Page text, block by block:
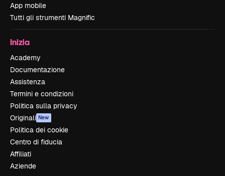
App mobile
Tutti gli strumenti Magnific
Inizia
Academy
Documentazione
Assistenza
Termini e condizioni
Politica sulla privacy
Originali New
Politica dei cookie
Centro di fiducia
Affiliati
Aziende